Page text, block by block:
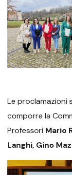
Le proclamazioni
comporre la
Professori Mario
Langhi, Gino